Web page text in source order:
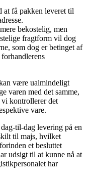
at få pakken leveret til
bekostelig, men
fragtform vil dog
som dog er betinget af
være ualmindeligt
varen med det samme,
vi kontrollerer det
vare.
til-dag levering på en
til majs, hvilket
et besluttet
udsigt til at kunne nå at
har